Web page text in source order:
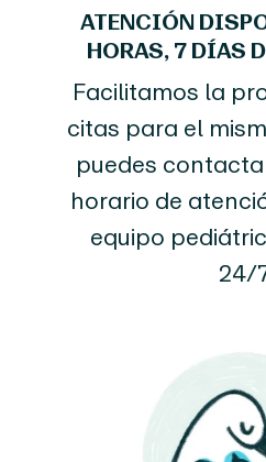
ATENCIÓN
HORAS, 7 DÍAS
Facilitamos la
citas para el
puedes
horario de
equipo
24/